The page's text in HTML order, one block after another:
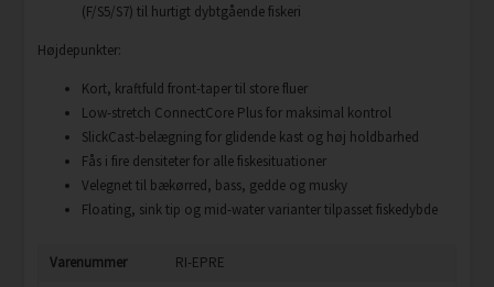
(F/S5/S7) til hurtigt dybtgående fiskeri
Højdepunkter:
Kort, kraftfuld front-taper til store fluer
Low-stretch ConnectCore Plus for maksimal kontrol
SlickCast-belægning for glidende kast og høj holdbarhed
Fås i fire densiteter for alle fiskesituationer
Velegnet til bækørred, bass, gedde og musky
Floating, sink tip og mid-water varianter tilpasset fiskedybde
Varenummer
RI-EPRE